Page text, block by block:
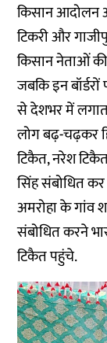
किसान आदोलन
टिकरी और
किसान नेताओं
जबकि इन
से देशभर में
लोग बढ़-चढ़कर
टिकैत, नरेश
सिंह संबोधित कर
अमरोहा के गांव
संबोधित करने
टिकैत पहुंचे.